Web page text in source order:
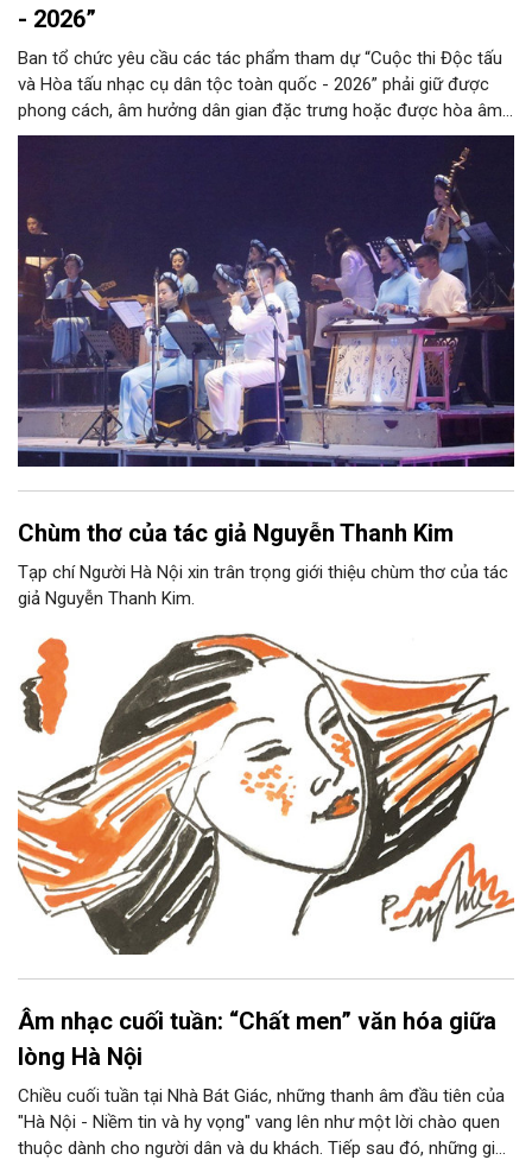
- 2026”
Ban tổ chức yêu cầu các tác phẩm tham dự “Cuộc thi Độc tấu
và Hòa tấu nhạc cụ dân tộc toàn quốc - 2026” phải giữ được
phong cách, âm hưởng dân gian đặc trưng hoặc được hòa âm,
phối khí mới trên nền tảng làn điệu âm nhạc truyền thống Việt
Nam, đồng thời phải được trình diễn trực tiếp bằng nhạc cụ dân
Chùm thơ của tác giả Nguyễn Thanh Kim
Tạp chí Người Hà Nội xin trân trọng giới thiệu chùm thơ của tác
giả Nguyễn Thanh Kim.
Âm nhạc cuối tuần: “Chất men” văn hóa giữa
lòng Hà Nội
Chiều cuối tuần tại Nhà Bát Giác, những thanh âm đầu tiên của
"Hà Nội - Niềm tin và hy vọng" vang lên như một lời chào quen
thuộc dành cho người dân và du khách. Tiếp sau đó, những giai